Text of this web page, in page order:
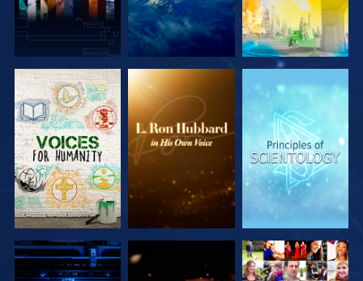
UTFORSKA
SERIEN
UTFORSKA
SERIEN
UTFORSKA
SERIEN